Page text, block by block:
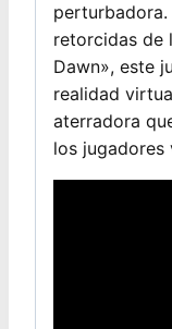
retorcidas de
Dawn», este
realidad
aterradora
los jugadores